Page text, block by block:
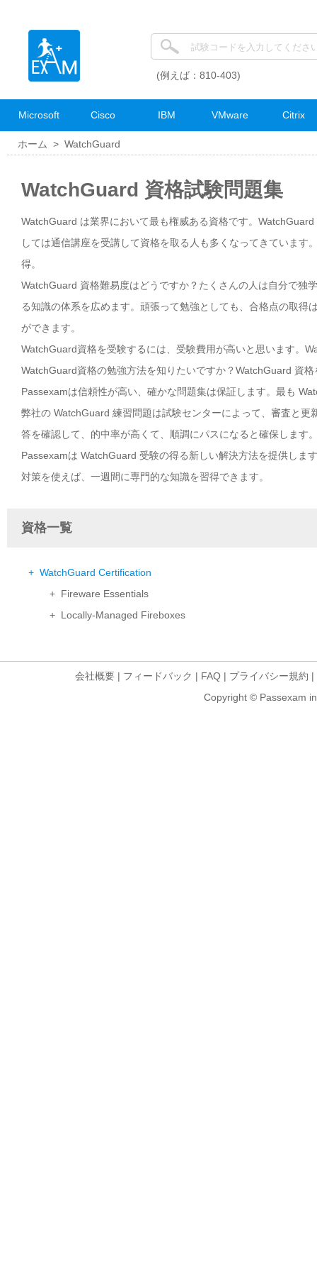
(例えば：810-403)
Microsoft Cisco IBM VMware Citrix
ホーム > WatchGuard
WatchGuard 資格試験問題集
WatchGuard は業界において最も権威ある資格です。
しては通信講座を受講して資格を取る人も多くなってきていま
得。
WatchGuard 資格難易度はどうですか？たくさんの人は自分で独
る知識の体系を広めます。頑張って勉強としても、合格点の取
ができます。
WatchGuard資格を受験するには、受験費用が高いと思います。
WatchGuard資格の勉強方法を知りたいですか？WatchGuard 資
Passexamは信頼性が高い、確かな問題集は保証します。最も
弊社の WatchGuard 練習問題は試験センターによって、審査と
答を確認して、的中率が高くて、順調にパスになると確保します
Passexamは WatchGuard 受験の得る新しい解決方法を提供しま
対策を使えば、一週間に専門的な知識を習得できます。
資格一覧
+ WatchGuard Certification
+ Fireware Essentials
+ Locally-Managed Fireboxes
会社概要 | フィードバック | FAQ | プライバシー規約 |
Copyright © Passexam